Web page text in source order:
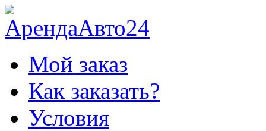
Мой заказ
Как заказать?
Условия